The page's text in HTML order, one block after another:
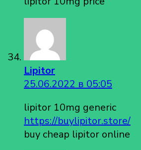
Lipitor
25.06.2022 в 05:05
lipitor 10mg generic
https://buylipitor.store/
buy cheap lipitor online